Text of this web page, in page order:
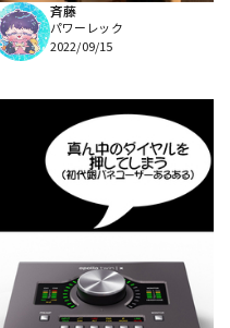
ヴィンテージ
斉藤
パワーレック
2022/09/15